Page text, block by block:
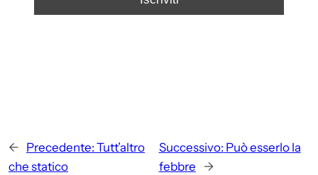
← Precedente: Tutt’altro
che statico
Successivo: Può esserlo la
febbre
→